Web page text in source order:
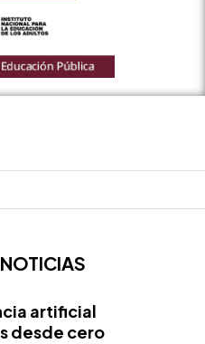
artificial
desde cero